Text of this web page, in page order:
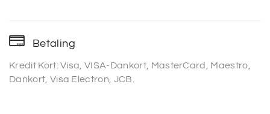
Betaling
Kredit Kort: Visa, VISA-Dankort, MasterCard, Maestro,
Dankort, Visa Electron, JCB.